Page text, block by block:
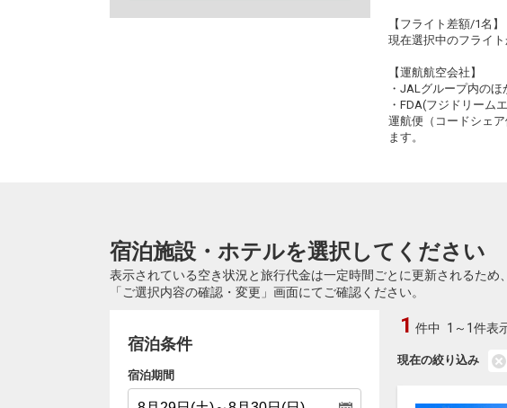
【フライト差額/1名】
現在選択中のフライ
【運航航空会社】
・JALグループ内の
・FDA(フジドリーム
運航便（コードシェ
ます。
宿泊施設・ホテルを選択してください
表示されている空き状況と旅行代金は一定時間ごとに更新されるた
「ご選択内容の確認・変更」画面にてご確認ください。
宿泊条件
宿泊期間
現在の絞り込み
1 件中 1～1件表